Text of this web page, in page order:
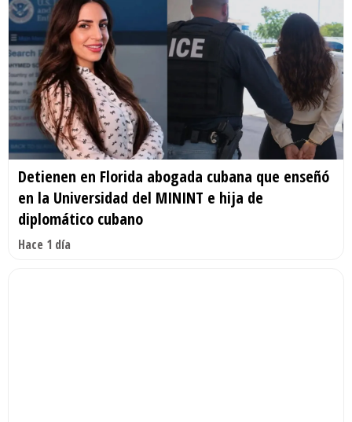
Detienen en Florida abogada cubana que enseñó
en la Universidad del MININT e hija de
diplomático cubano
Hace 1 día